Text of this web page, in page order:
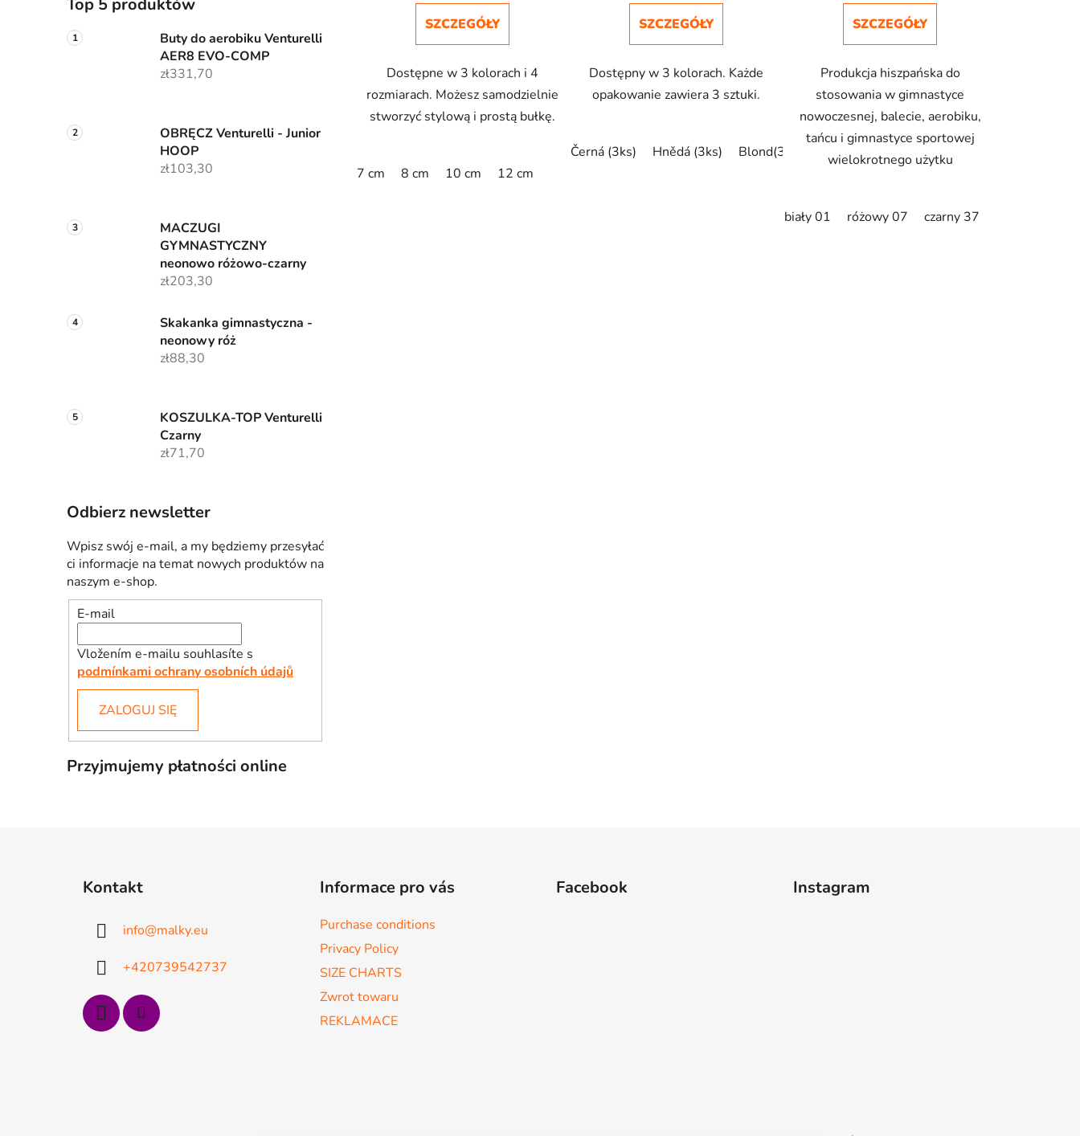
Top 5 produktów
Buty do aerobiku Venturelli
AER8 EVO-COMP
zł331,70
OBRĘCZ Venturelli - Junior
HOOP
zł103,30
MACZUGI
GYMNASTYCZNY
neonowo różowo-czarny
zł203,30
Skakanka gimnastyczna -
neonowy róż
zł88,30
KOSZULKA-TOP Venturelli
Czarny
zł71,70
Odbierz newsletter
Wpisz swój e-mail, a my będziemy przesyłać
ci informacje na temat nowych produktów na
naszym e-shop.
E-mail
Vložením e-mailu souhlasíte s
podmínkami ochrany osobních údajů
ZALOGUJ SIĘ
Przyjmujemy płatności online
SZCZEGÓŁY
Dostępne w 3 kolorach i 4
rozmiarach. Możesz samodzielnie
stworzyć stylową i prostą bułkę.
7 cm 8 cm 10 cm 12 cm
SZCZEGÓŁY
Dostępny w 3 kolorach. Każde
opakowanie zawiera 3 sztuki.
Černá (3ks) Hnědá (3ks) Blond(3ks)
SZCZEGÓŁY
Produkcja hiszpańska do
stosowania w gimnastyce
nowoczesnej, balecie, aerobiku,
tańcu i gimnastyce sportowej
wielokrotnego użytku
biały 01 różowy 07 czarny 37
Kontakt
info@malky.eu
+420739542737
Informace pro vás
Purchase conditions
Privacy Policy
SIZE CHARTS
Zwrot towaru
REKLAMACE
Facebook Instagram